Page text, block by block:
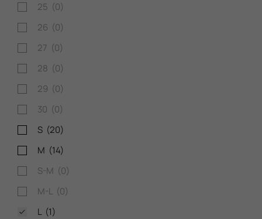
25 (0)
26 (0)
27 (0)
28 (0)
29 (0)
30 (0)
S (20)
M (14)
S-M (0)
M-L (0)
L (1)